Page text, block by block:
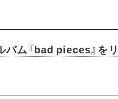
バム『bad pieces』を